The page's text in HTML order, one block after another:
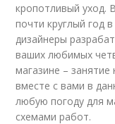
кропотливый уход.
почти круглый год
дизайнеры
ваших любимых
магазине –
вместе с вами в
любую погоду для
схемами работ.